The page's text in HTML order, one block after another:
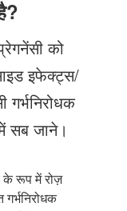
को
इफेक्ट्स/
गर्भनिरोधक
सब जाने।
के रूप में रोज़